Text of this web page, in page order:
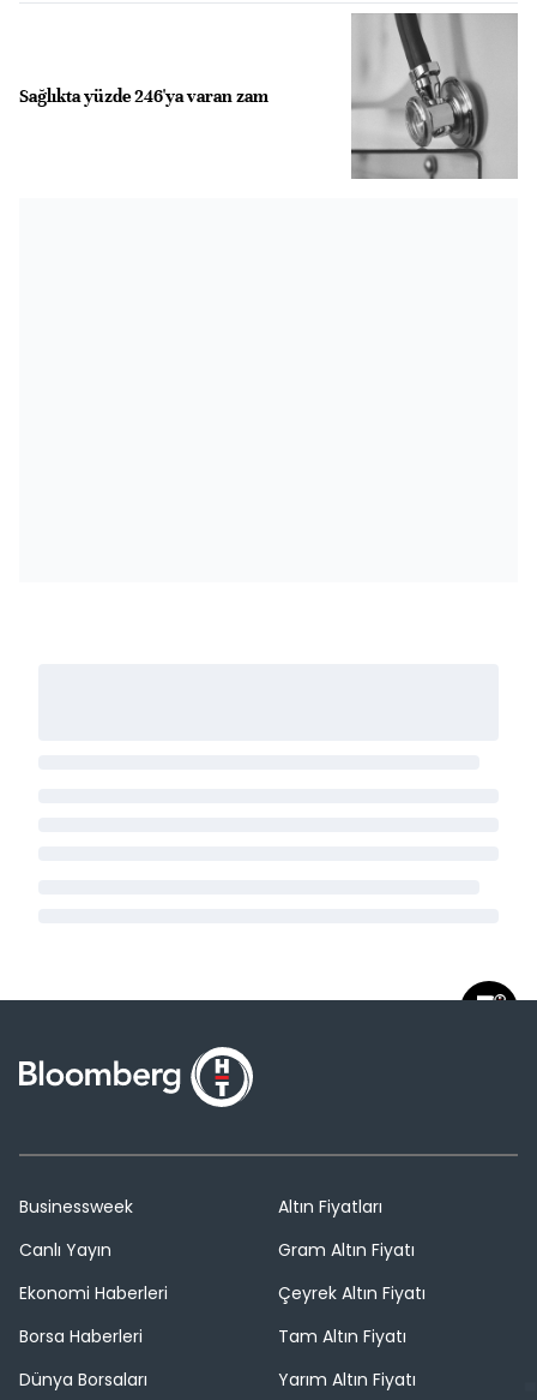
Sağlıkta yüzde 246'ya varan zam
Businessweek
Canlı Yayın
Ekonomi Haberleri
Borsa Haberleri
Dünya Borsaları
Altın Fiyatları
Gram Altın Fiyatı
Çeyrek Altın Fiyatı
Tam Altın Fiyatı
Yarım Altın Fiyatı